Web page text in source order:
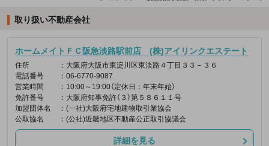
取り扱い不動産会社
ホームメイトＦＣ阪急淡路駅前店 (株)アイリンクエステート
住所
：大阪府大阪市東淀川区東淡路４丁目３３－３６
電話番号
：06-6770-9087
営業時間
：10:00～19:00（定休日：年末年始）
免許番号
：大阪府知事免許（３）第５８６１１号
加盟団体名
：(一社)大阪府宅地建物取引業協会
公取協名
：(公社)近畿地区不動産公正取引協議会
詳細を見る